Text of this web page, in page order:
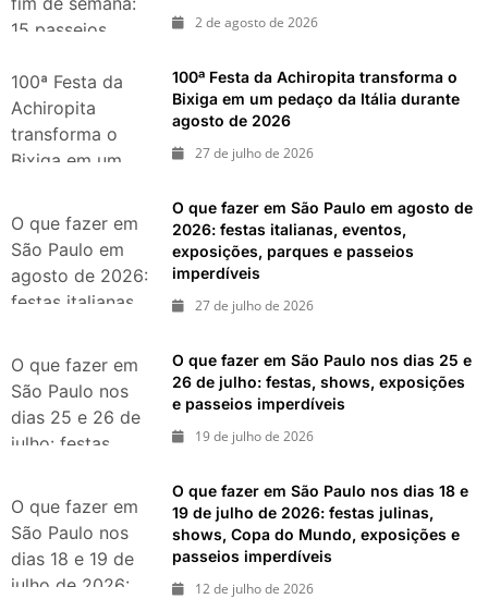
15 passeios
dias 8 e 9 de
agosto de 2026
2 de agosto de 2026
100ª Festa da
Achiropita
transforma o
Bixiga em um
durante agosto
de 2026
100ª Festa da Achiropita transforma o
Bixiga em um pedaço da Itália durante
agosto de 2026
27 de julho de 2026
O que fazer em
São Paulo em
agosto de 2026:
festas italianas,
exposições,
parques e
passeios
imperdíveis
O que fazer em São Paulo em agosto de
2026: festas italianas, eventos,
exposições, parques e passeios
imperdíveis
27 de julho de 2026
O que fazer em
São Paulo nos
dias 25 e 26 de
julho: festas,
exposições e
passeios
imperdíveis
O que fazer em São Paulo nos dias 25 e
26 de julho: festas, shows, exposições
e passeios imperdíveis
19 de julho de 2026
O que fazer em
São Paulo nos
dias 18 e 19 de
julho de 2026:
O que fazer em São Paulo nos dias 18 e
19 de julho de 2026: festas julinas,
shows, Copa do Mundo, exposições e
passeios imperdíveis
12 de julho de 2026